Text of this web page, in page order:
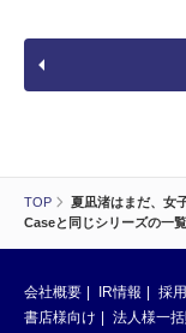
TOP
夏凪渚はまだ、女
Caseと同じシリーズの一覧
会社概要 IR情報 採
書店様向け
法人様一括